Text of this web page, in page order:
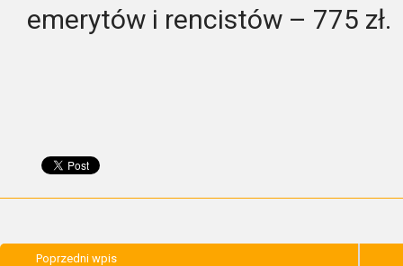
emerytów i rencistów – 775 zł.
Poprzedni wpis